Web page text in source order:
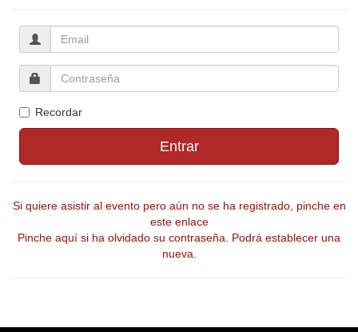
Recordar
Entrar
Si quiere asistir al evento pero aún no se ha registrado, pinche en
este enlace
Pinche aquí si ha olvidado su contraseña. Podrá establecer una
nueva.